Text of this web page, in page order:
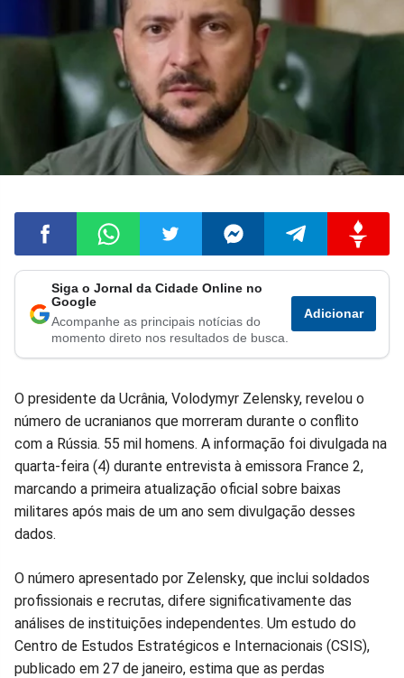
Compartilhar
no
Compartilhar
no
Compartilhar
no
Compartilhar
no
Compartilhar
no
no
Siga o Jornal da Cidade Online no
Google
Acompanhe as principais notícias do
momento direto nos resultados de busca.
Adicionar
O presidente da Ucrânia, Volodymyr Zelensky, revelou o
número de ucranianos que morreram durante o conflito
com a Rússia. 55 mil homens. A informação foi divulgada na
quarta-feira (4) durante entrevista à emissora France 2,
marcando a primeira atualização oficial sobre baixas
militares após mais de um ano sem divulgação desses
dados.
O número apresentado por Zelensky, que inclui soldados
profissionais e recrutas, difere significativamente das
análises de instituições independentes. Um estudo do
Centro de Estudos Estratégicos e Internacionais (CSIS),
publicado em 27 de janeiro, estima que as perdas